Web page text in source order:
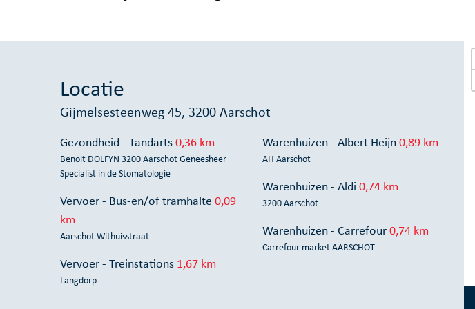
Locatie
Gijmelsesteenweg 45, 3200 Aarschot
Gezondheid - Tandarts0,36 km
Benoit DOLFYN 3200 Aarschot Geneesheer
Specialist in de Stomatologie
Vervoer - Bus-en/of tramhalte 0,09
km
Aarschot Withuisstraat
Vervoer - Treinstations 1,67 km
Langdorp
Warenhuizen - Albert Heijn0,89 km
AH Aarschot
Warenhuizen - Aldi 0,74 km
3200 Aarschot
Warenhuizen - Carrefour0,74 km
Carrefour market AARSCHOT